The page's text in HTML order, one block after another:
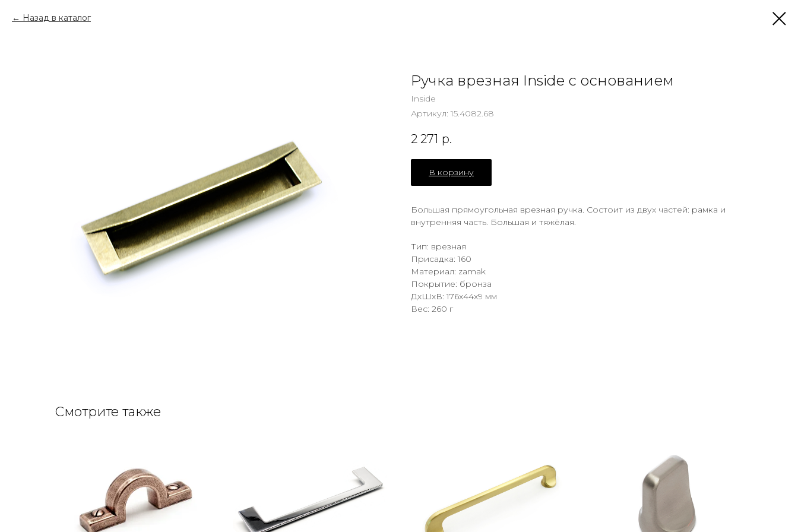
Назад в каталог
Ручка врезная Inside с основанием
Inside
Артикул: 15.4082.68
2 271 р.
В корзину
Большая прямоугольная врезная ручка. Состоит из двух частей: рамка и
внутренняя часть. Большая и тяжёлая.
Тип: врезная
Присадка: 160
Материал: zamak
Покрытие: бронза
ДxШxВ: 176x44x9 мм
Вес: 260 г
Смотрите также